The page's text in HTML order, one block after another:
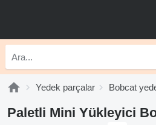
Yedek parçalar Bobcat
Paletli Mini Yükleyici